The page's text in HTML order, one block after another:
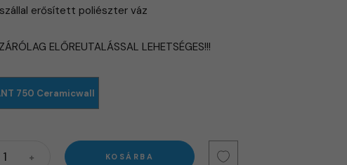
erősített poliészter váz
ELŐREUTALÁSSAL LEHETSÉGES!!!
750 Ceramicwall
KOSÁRBA